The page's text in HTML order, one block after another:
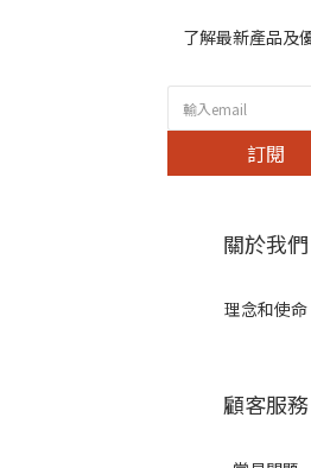
了解最新產品及
訂閱
關於我們
理念和使命
顧客服務